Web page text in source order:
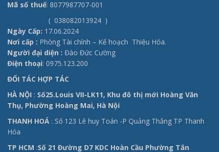
Mã số thuế: 8077987707-001
( 038082013924 )
Ngày Cấp: 17.06.2024
Nơi cấp : Phòng Tài chính – Kế hoạch Thiệu Hóa.
Người đại diện : Đào Đức Cường
Điện thoại: 0975.123.200
ĐỐI TÁC HỢP TÁC
HÀ NỘI : Số25.Louis VII-LK11, Khu đô thị mới Hoàng Văn
Thụ, Phường Hoàng Mai, Hà Nội
THANH HOÁ : Số 123 Lê huy Toán -P Quảng Thắng TP Thanh
Hóa
TP HCM :Số 21 Đường D7 KDC Hoàn Cầu Phường Tân